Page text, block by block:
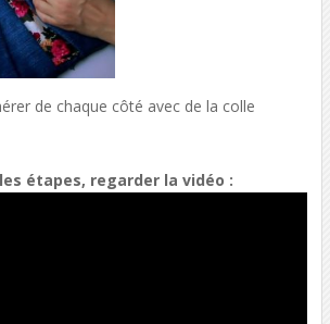
de chaque côté avec de la colle
étapes, regarder la vidéo :